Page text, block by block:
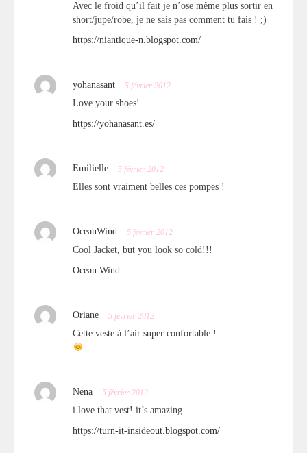
Avec le froid qu’il fait je n’ose même plus sortir en
short/jupe/robe, je ne sais pas comment tu fais ! ;)
https://niantique-n.blogspot.com/
yohanasant 5 février 2012
Love your shoes!
https://yohanasant.es/
Emilielle 5 février 2012
Elles sont vraiment belles ces pompes !
OceanWind 5 février 2012
Cool Jacket, but you look so cold!!!
Ocean Wind
Oriane 5 février 2012
Cette veste à l’air super confortable !
Nena 5 février 2012
i love that vest! it’s amazing
https://turn-it-insideout.blogspot.com/